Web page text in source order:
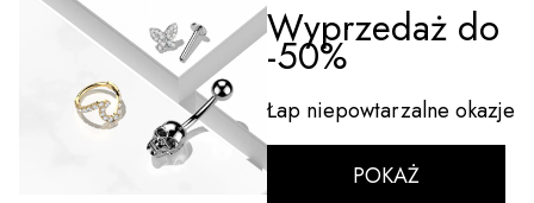
wybieram
Tak
Wyprzedaż do
-50%
Łap niepowtarzalne okazje
POKAŻ